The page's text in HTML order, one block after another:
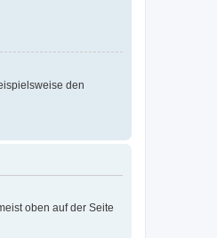
den
oben auf der Seite